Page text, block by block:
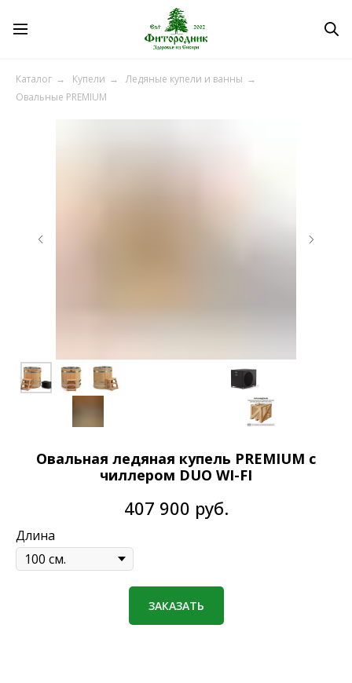
Каталог → Купели → Ледяные купели и ванны →
Овальные PREMIUM
Овальная ледяная купель PREMIUM с
чиллером DUO WI-FI
407 900 руб.
Длина
ЗАКАЗАТЬ